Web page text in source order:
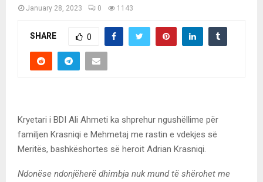
January 28, 2023 0 1143
SHARE 0
Kryetari i BDI Ali Ahmeti ka shprehur ngushëllime për
familjen Krasniqi e Mehmetaj me rastin e vdekjes së
Meritës, bashkëshortes së heroit Adrian Krasniqi.
Ndonëse ndonjëherë dhimbja nuk mund të shërohet me